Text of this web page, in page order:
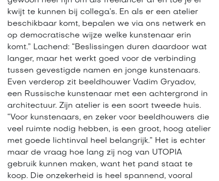
kwijt te kunnen bij collega’s. En als er een atelier
beschikbaar komt, bepalen we via ons netwerk en
op democratische wijze welke kunstenaar erin
komt.” Lachend: “Beslissingen duren daardoor wat
langer, maar het werkt goed voor de verbinding
tussen gevestigde namen en jonge kunstenaars.
Even verderop zit beeldhouwer Vadim Gryadov,
een Russische kunstenaar met een achtergrond in
architectuur. Zijn atelier is een soort tweede huis.
“Voor kunstenaars, en zeker voor beeldhouwers die
veel ruimte nodig hebben, is een groot, hoog atelier
met goede lichtinval heel belangrijk.” Het is echter
maar de vraag hoe lang zij nog van UTOPIA
gebruik kunnen maken, want het pand staat te
koop. Die onzekerheid is heel spannend, vooral